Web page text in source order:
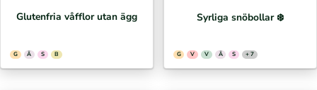
Glutenfria våfflor utan ägg
G Ä S B
Syrliga snöbollar ❄️
G V V Ä S + 7